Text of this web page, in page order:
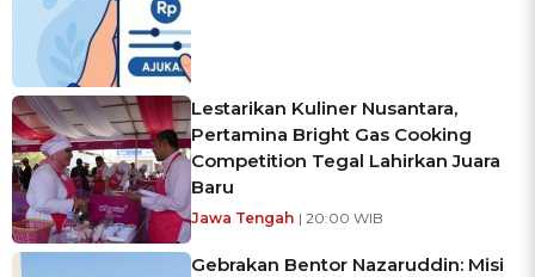
Lestarikan Kuliner Nusantara,
Pertamina Bright Gas Cooking
Competition Tegal Lahirkan Juara
Baru
Jawa Tengah | 20:00 WIB
Gebrakan Bentor Nazaruddin: Misi